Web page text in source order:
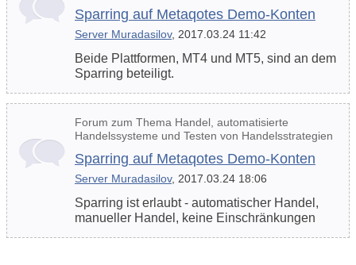
Sparring auf Metaqotes Demo-Konten
Server Muradasilov, 2017.03.24 11:42
Beide Plattformen, MT4 und MT5, sind an dem
Sparring beteiligt.
Forum zum Thema Handel, automatisierte
Handelssysteme und Testen von Handelsstrategien
Sparring auf Metaqotes Demo-Konten
Server Muradasilov, 2017.03.24 18:06
Sparring ist erlaubt - automatischer Handel,
manueller Handel, keine Einschränkungen